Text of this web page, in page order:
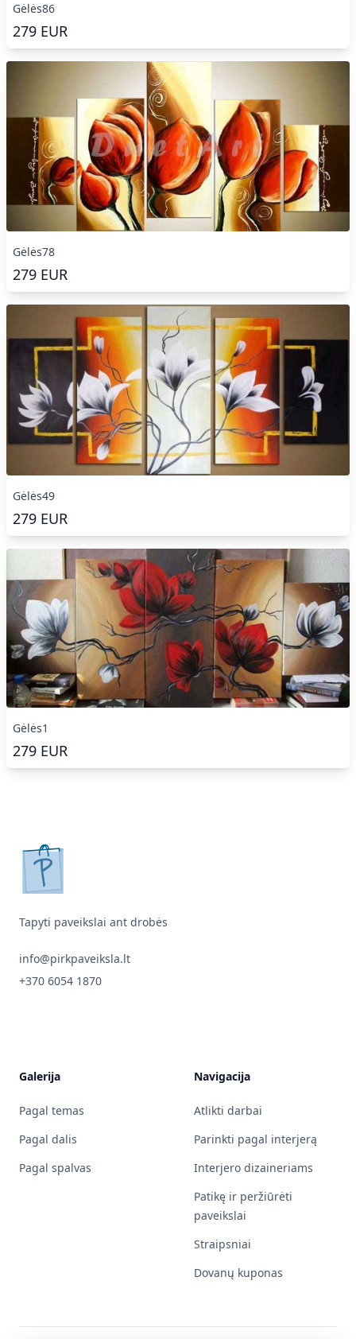
Gėlės86
279 EUR
Gėlės78
279 EUR
Gėlės49
279 EUR
Gėlės1
279 EUR
pirkpaveiksla.lt
Tapyti paveikslai ant drobės
info@pirkpaveiksla.lt
+370 6054 1870
Galerija
Pagal temas
Pagal dalis
Pagal spalvas
Navigacija
Atlikti darbai
Parinkti pagal interjerą
Interjero dizaineriams
Patikę ir peržiūrėti
paveikslai
Straipsniai
Dovanų kuponas